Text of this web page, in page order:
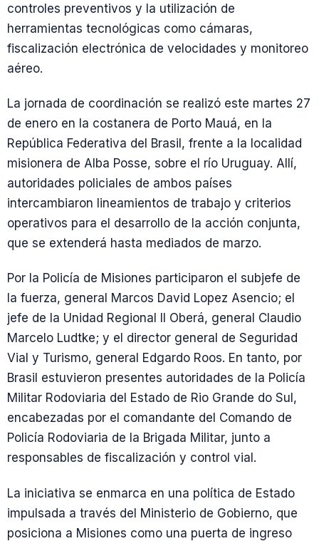
controles preventivos y la utilización de
herramientas tecnológicas como cámaras,
fiscalización electrónica de velocidades y monitoreo
aéreo.
La jornada de coordinación se realizó este martes 27
de enero en la costanera de Porto Mauá, en la
República Federativa del Brasil, frente a la localidad
misionera de Alba Posse, sobre el río Uruguay. Allí,
autoridades policiales de ambos países
intercambiaron lineamientos de trabajo y criterios
operativos para el desarrollo de la acción conjunta,
que se extenderá hasta mediados de marzo.
Por la Policía de Misiones participaron el subjefe de
la fuerza, general Marcos David Lopez Asencio; el
jefe de la Unidad Regional II Oberá, general Claudio
Marcelo Ludtke; y el director general de Seguridad
Vial y Turismo, general Edgardo Roos. En tanto, por
Brasil estuvieron presentes autoridades de la Policía
Militar Rodoviaria del Estado de Rio Grande do Sul,
encabezadas por el comandante del Comando de
Policía Rodoviaria de la Brigada Militar, junto a
responsables de fiscalización y control vial.
La iniciativa se enmarca en una política de Estado
impulsada a través del Ministerio de Gobierno, que
posiciona a Misiones como una puerta de ingreso